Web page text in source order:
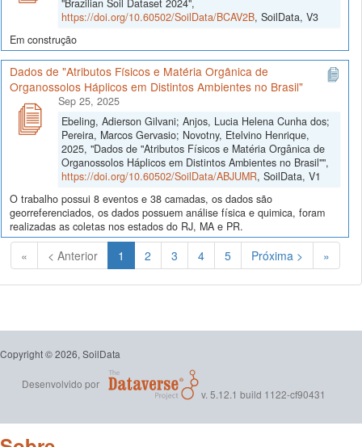
"Brazilian Soil Dataset 2024",
https://doi.org/10.60502/SoilData/BCAV2B, SoilData, V3
Em construção
Dados de "Atributos Físicos e Matéria Orgânica de
Organossolos Háplicos em Distintos Ambientes no Brasil"
Sep 25, 2025
Ebeling, Adierson Gilvani; Anjos, Lucia Helena Cunha dos;
Pereira, Marcos Gervasio; Novotny, Etelvino Henrique,
2025, "Dados de "Atributos Físicos e Matéria Orgânica de
Organossolos Háplicos em Distintos Ambientes no Brasil"",
https://doi.org/10.60502/SoilData/ABJUMR, SoilData, V1
O trabalho possui 8 eventos e 38 camadas, os dados são
georreferenciados, os dados possuem análise física e quimica, foram
realizadas as coletas nos estados do RJ, MA e PR.
« < Anterior 1 (Atual)
2 3 4 5 Próxima > »
Copyright © 2026, SoilData
Desenvolvido por
v. 5.12.1 build 1122-cf90431